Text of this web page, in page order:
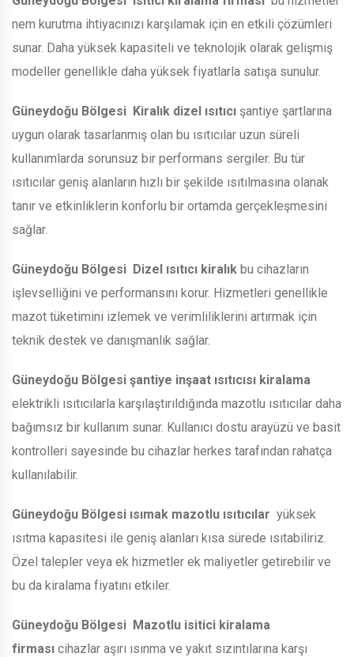
nem kurutma ihtiyacınızı karşılamak için en etkili çözümleri
sunar. Daha yüksek kapasiteli ve teknolojik olarak gelişmiş
modeller genellikle daha yüksek fiyatlarla satışa sunulur.
Güneydoğu Bölgesi Kiralık dizel ısıtıcı şantiye şartlarına
uygun olarak tasarlanmış olan bu ısıtıcılar uzun süreli
kullanımlarda sorunsuz bir performans sergiler. Bu tür
ısıtıcılar geniş alanların hızlı bir şekilde ısıtılmasına olanak
tanır ve etkinliklerin konforlu bir ortamda gerçekleşmesini
sağlar.
Güneydoğu Bölgesi Dizel ısıtıcı kiralık bu cihazların
işlevselliğini ve performansını korur. Hizmetleri genellikle
mazot tüketimini izlemek ve verimliliklerini artırmak için
teknik destek ve danışmanlık sağlar.
Güneydoğu Bölgesi şantiye inşaat ısıtıcısı kiralama
elektrikli ısıtıcılarla karşılaştırıldığında mazotlu ısıtıcılar daha
bağımsız bir kullanım sunar. Kullanıcı dostu arayüzü ve basit
kontrolleri sayesinde bu cihazlar herkes tarafından rahatça
kullanılabilir.
Güneydoğu Bölgesi ısımak mazotlu ısıtıcılar yüksek
ısıtma kapasitesi ile geniş alanları kısa sürede ısıtabiliriz.
Özel talepler veya ek hizmetler ek maliyetler getirebilir ve
bu da kiralama fiyatını etkiler.
Güneydoğu Bölgesi Mazotlu isitici kiralama
firması cihazlar aşırı ısınma ve yakıt sızıntılarına karşı